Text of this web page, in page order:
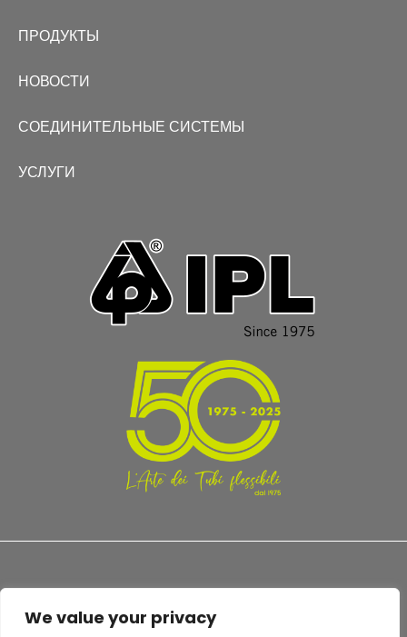
We value your privacy
ПРОДУКТЫ
НОВОСТИ
СОЕДИНИТЕЛЬНЫЕ СИСТЕМЫ
УСЛУГИ